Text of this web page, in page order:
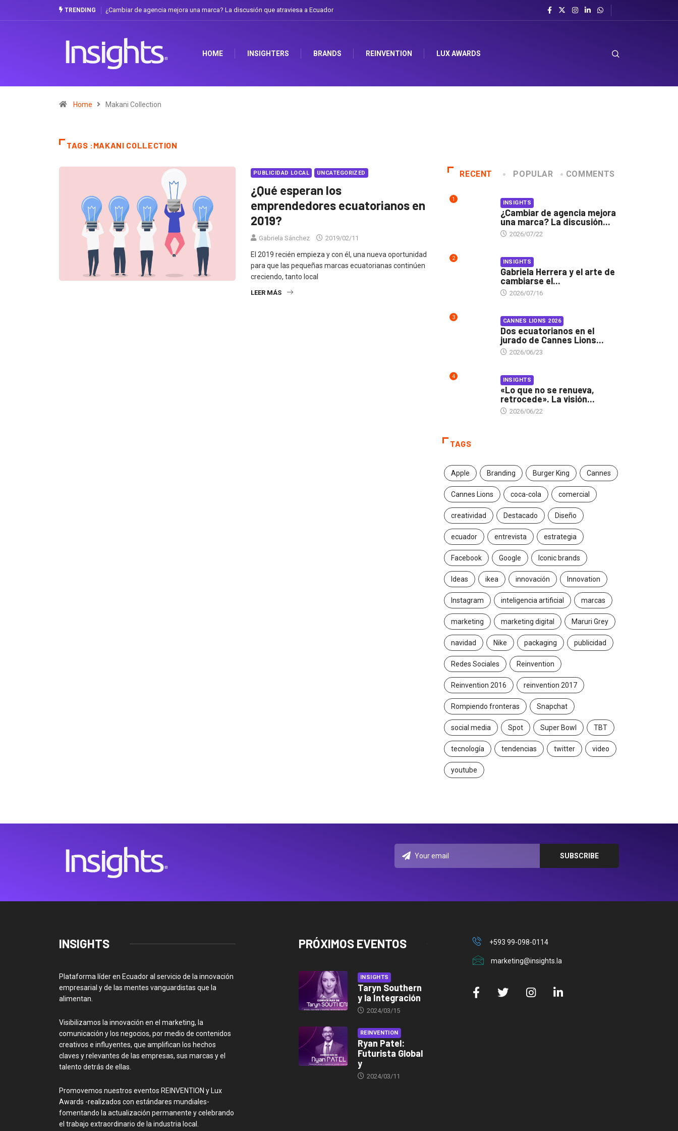
TRENDING ¿Cambiar de agencia mejora una marca? La discusión que atraviesa a Ecuador
HOME INSIGHTERS BRANDS REINVENTION LUX AWARDS
Home Makani Collection
TAGS :MAKANI COLLECTION
PUBLICIDAD LOCAL UNCATEGORIZED
¿Qué esperan los
emprendedores ecuatorianos en
2019?
Gabriela Sánchez 2019/02/11
El 2019 recién empieza y con él, una nueva oportunidad
para que las pequeñas marcas ecuatorianas continúen
creciendo, tanto local
LEER MÁS
RECENT POPULAR COMMENTS
1 INSIGHTS
¿Cambiar de agencia mejora
una marca? La discusión...
2026/07/22
2 INSIGHTS
Gabriela Herrera y el arte de
cambiarse el...
2026/07/16
3 CANNES LIONS 2026
Dos ecuatorianos en el
jurado de Cannes Lions...
2026/06/23
4 INSIGHTS
«Lo que no se renueva,
retrocede». La visión...
2026/06/22
TAGS
Apple Branding Burger King Cannes
Cannes Lions coca-cola comercial
creatividad Destacado Diseño
ecuador entrevista estrategia
Facebook Google Iconic brands
Ideas ikea innovación Innovation
Instagram inteligencia artificial marcas
marketing marketing digital Maruri Grey
navidad Nike packaging publicidad
Redes Sociales Reinvention
Reinvention 2016 reinvention 2017
Rompiendo fronteras Snapchat
social media Spot Super Bowl TBT
tecnología tendencias twitter video
youtube
INSIGHTS
Plataforma líder en Ecuador al servicio de la innovación
empresarial y de las mentes vanguardistas que la
alimentan.
Visibilizamos la innovación en el marketing, la
comunicación y los negocios, por medio de contenidos
creativos e influyentes, que amplifican los hechos
claves y relevantes de las empresas, sus marcas y el
talento detrás de ellas.
Promovemos nuestros eventos REINVENTION y Lux
Awards -realizados con estándares mundiales-
fomentando la actualización permanente y celebrando
el trabajo extraordinario de la industria local.
PRÓXIMOS EVENTOS
INSIGHTS
Taryn Southern
y la Integración
2024/03/15
REINVENTION
Ryan Patel:
Futurista Global
y
2024/03/11
+593 99-098-0114
marketing@insights.la